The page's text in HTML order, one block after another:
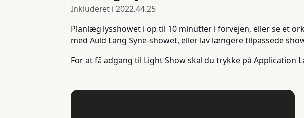
Inkluderet i 2022.44.25
Planlæg lysshowet i op til 10 minutter i forvejen, eller se et
med Auld Lang Syne-showet, eller lav længere tilpassede
For at få adgang til Light Show skal du trykke på Application